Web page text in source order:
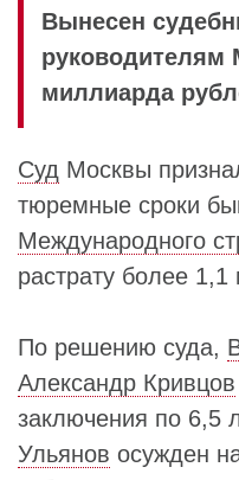
Вынесен
руководителям
миллиарда
Суд Москвы
тюремные сроки
Международного
растрату более
По решению суда,
Александр Кривцов
заключения по 6,5
Ульянов осужден